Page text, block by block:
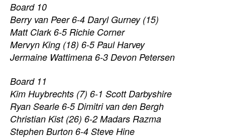
Board 10
Berry van Peer 6-4 Daryl Gurney (15)
Matt Clark 6-5 Richie Corner
Mervyn King (18) 6-5 Paul Harvey
Jermaine Wattimena 6-3 Devon Petersen
Board 11
Kim Huybrechts (7) 6-1 Scott Darbyshire
Ryan Searle 6-5 Dimitri van den Bergh
Christian Kist (26) 6-2 Madars Razma
Stephen Burton 6-4 Steve Hine